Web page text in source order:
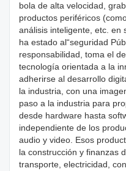
bola de alta velocidad,
productos periféricos
análisis inteligente, etc. en
ha estado al“seguridad
responsabilidad, toma el
tecnología orientada a la
adherirse al desarrollo
la industria, con una
paso a la industria para
desde hardware hasta
independiente de los
audio y video. Esos
la construcción y finanzas
transporte, electricidad,